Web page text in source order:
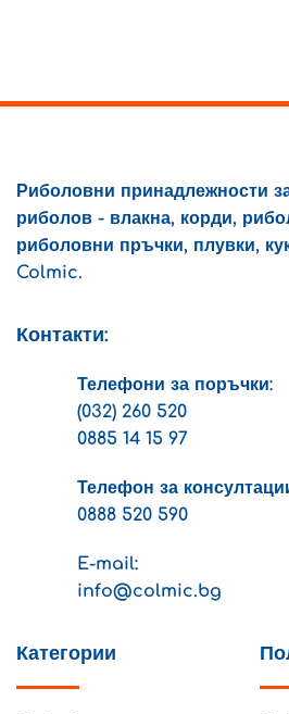
Риболовни принадлежности
риболов - влакна, корди,
риболовни пръчки, плувки,
Colmic.
Контакти:
Телефони за поръчки:
(032) 260 520
0885 14 15 97
Телефон за
0888 520 590
E-mail:
info@colmic.bg
Категории